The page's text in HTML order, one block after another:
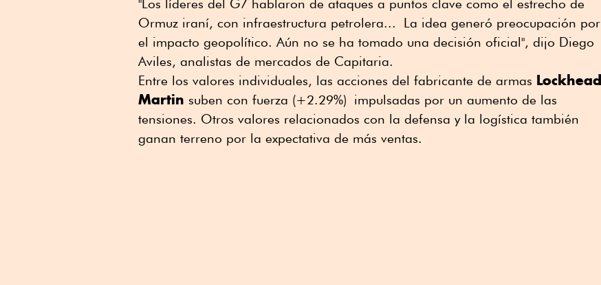
"Los líderes del G7 hablaron de ataques a puntos clave como el estrecho de
Ormuz iraní, con infraestructura petrolera... La idea generó preocupación por
el impacto geopolítico. Aún no se ha tomado una decisión oficial", dijo Diego
Aviles, analistas de mercados de Capitaria.
Entre los valores individuales, las acciones del fabricante de armas Lockhead
Martin suben con fuerza (+2.29%) impulsadas por un aumento de las
tensiones. Otros valores relacionados con la defensa y la logística también
ganan terreno por la expectativa de más ventas.